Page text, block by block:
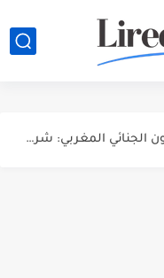
الفصل 447 من القانون الجنائي المغربي: شرح جرائم انتهاك الحياة...